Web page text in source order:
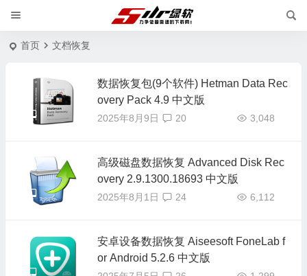
首页 文档恢复
数据恢复包(9个软件) Hetman Data Rec
overy Pack 4.9 中文版
2025年8月9日 3,048
20
高级磁盘数据恢复 Advanced Disk Rec
overy 2.9.1300.18693 中文版
2025年8月1日 6,112
24
安卓设备数据恢复 Aiseesoft FoneLab f
or Android 5.2.6 中文版